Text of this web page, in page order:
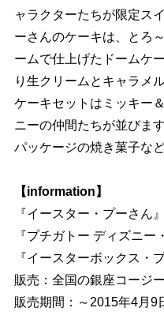
ャラクターたちが限定ス
ーさんのケーキは、とろ
ームで仕上げたドームケ
り生クリームとキャラメ
ケーキセットはミッキー
ニーの仲間たちが並びま
パッケージの焼き菓子な
【information】
『イースター・プーさん
『プチガトー ディズニー
『イースターボックス・
販売：全国の銀座コージ
販売期間：～2015年4月9